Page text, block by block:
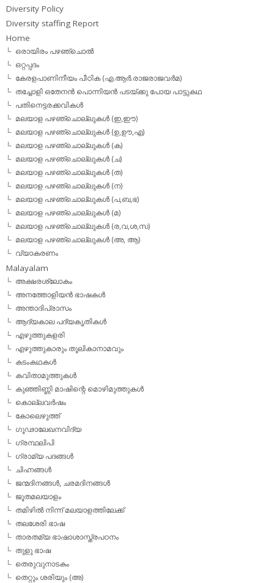
Diversity Policy
Diversity staffing Report
Home
ഒരായിരം പഴഞ്ചൊല്‍
ഒറ്റപ്പദം
കേരളപാണിനീയം പീഠിക (എ.ആര്‍.രാജരാജവര്‍മ)
തച്ചോളി ഒതേനൻ പൊന്നിയൻ പടയ്‌ക്കു പോയ പാട്ടുകഥ
പതിനെട്ടരക്കവികള്‍
മലയാള പഴഞ്ചൊല്ലുകള്‍ (ഇ,ഈ)
മലയാള പഴഞ്ചൊല്ലുകള്‍ (ഉ,ഊ,എ)
മലയാള പഴഞ്ചൊല്ലുകള്‍ (ക)
മലയാള പഴഞ്ചൊല്ലുകള്‍ (ച)
മലയാള പഴഞ്ചൊല്ലുകള്‍ (ത)
മലയാള പഴഞ്ചൊല്ലുകള്‍ (ന)
മലയാള പഴഞ്ചൊല്ലുകള്‍ (പ,ബ,ഭ)
മലയാള പഴഞ്ചൊല്ലുകള്‍ (മ)
മലയാള പഴഞ്ചൊല്ലുകള്‍ (ര,വ,ശ,സ)
മലയാള പഴഞ്ചൊല്ലുകൾ (അ, ആ)
വ്യാകരണം
Malayalam
അക്ഷരശ്ലോകം
അനത്തോളിയന്‍ ഭാഷകള്‍
അന്താദിപ്രാസം
ആദ്യകാല പദ്യകൃതികള്‍
എഴുത്തുകളരി
എഴുത്തുകാരും തൂലികാനാമവും
കടംകഥകള്‍
കവിതാമുത്തുകള്‍
കുഞ്ഞിണ്ണി മാഷിന്റെ മൊഴിമുത്തുകള്‍
കൊല്ലവര്‍ഷം
കോലെഴുത്ത്
ഗൂഢാലേഖനവിദ്യ
ഗ്രന്ഥലിപി
ഗ്രാമ്യ പദങ്ങള്‍
ചിഹ്നങ്ങള്‍
ജന്മദിനങ്ങള്‍, ചരമദിനങ്ങള്‍
ജൂതമലയാളം
തമിഴില്‍ നിന്ന് മലയാളത്തിലേക്ക്
തലശേരി ഭാഷ
താരതമ്യ ഭാഷാശാസ്ത്രപഠനം
തുളു ഭാഷ
തെരുവുനാടകം
തെറ്റും ശരിയും (അ)